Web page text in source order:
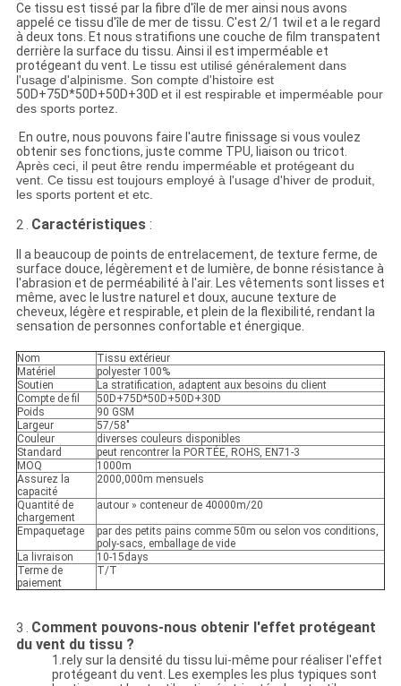
Ce tissu est tissé par la fibre d'île de mer ainsi nous avons
appelé ce tissu d'île de mer de tissu. C'est 2/1 twil et a le regard
à deux tons. Et nous stratifions une couche de film transpatent
derrière la surface du tissu. Ainsi il est imperméable et
protégeant du vent. Le tissu est utilisé généralement dans
l'usage d'alpinisme. Son compte d'histoire est
50D+75D*50D+50D+30D et il est respirable et imperméable pour
des sports portez.
En outre, nous pouvons faire l'autre finissage si vous voulez
obtenir ses fonctions, juste comme TPU, liaison ou tricot.
Après ceci, il peut être rendu imperméable et protégeant du
vent. Ce tissu est toujours employé à l'usage d'hiver de produit,
les sports portent et etc.
2 . Caractéristiques:
Il a beaucoup de points de entrelacement, de texture ferme, de
surface douce, légèrement et de lumière, de bonne résistance à
l'abrasion et de perméabilité à l'air. Les vêtements sont lisses et
même, avec le lustre naturel et doux, aucune texture de
cheveux, légère et respirable, et plein de la flexibilité, rendant la
sensation de personnes confortable et énergique.
Nom
Tissu extérieur
Matériel
polyester 100%
Soutien
La stratification, adaptent aux besoins du client
Compte de fil
50D+75D*50D+50D+30D
Poids
90 GSM
Largeur
57/58"
Couleur
diverses couleurs disponibles
Standard
peut rencontrer la PORTÉE, ROHS, EN71-3
MOQ
1000m
Assurez la
capacité
2000,000m mensuels
Quantité de
chargement
autour » conteneur de 40000m/20
Empaquetage
par des petits pains comme 50m ou selon vos conditions,
poly-sacs, emballage de vide
La livraison
10-15days
Terme de
paiement
T/T
3 . Comment pouvons-nous obtenir l'effet protégeant
du vent du tissu ?
1.rely sur la densité du tissu lui-même pour réaliser l'effet
protégeant du vent. Les exemples les plus typiques sont